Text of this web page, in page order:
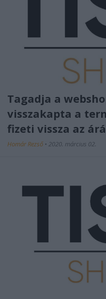
Tagadja a
visszakapta a
fizeti vissza az
Homár Rezső • 2020. március 02.